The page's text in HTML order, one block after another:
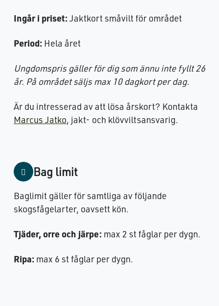
Ingår i priset:Jaktkort småvilt för området
Period: Hela året
Ungdomspris gäller för dig som ännu inte fyllt 26
år. På området säljs max 10 dagkort per dag.
Är du intresserad av att lösa årskort? Kontakta
Marcus Jatko, jakt- och klövviltsansvarig.
Bag limit
Baglimit gäller för samtliga av följande
skogsfågelarter, oavsett kön.
Tjäder, orre och järpe: max 2 st fåglar per dygn.
Ripa: max 6 st fåglar per dygn.